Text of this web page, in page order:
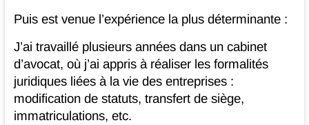
Puis est venue l’expérience la plus déterminante :
J’ai travaillé plusieurs années dans un cabinet
d’avocat, où j’ai appris à réaliser les formalités
juridiques liées à la vie des entreprises :
modification de statuts, transfert de siège,
immatriculations, etc.